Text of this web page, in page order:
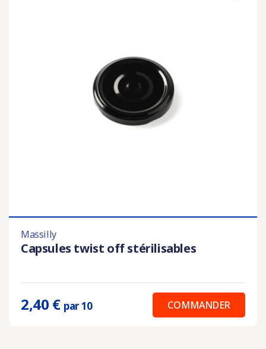
Massilly
Capsules twist off stérilisables
2,40 € par 10 COMMANDER